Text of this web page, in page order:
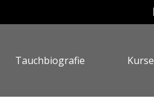
Tauchbiografie Kurse